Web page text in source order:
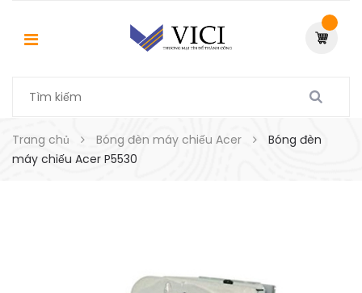
Trang chủ Bóng đèn máy chiếu Acer
Bóng đèn
máy chiếu Acer P5530